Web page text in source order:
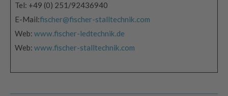
Tel: +49 (0) 251/92436940
E-Mail:fischer@fischer-stalltechnik.com
Web: www.fischer-ledtechnik.de
Web: www.fischer-stalltechnik.com